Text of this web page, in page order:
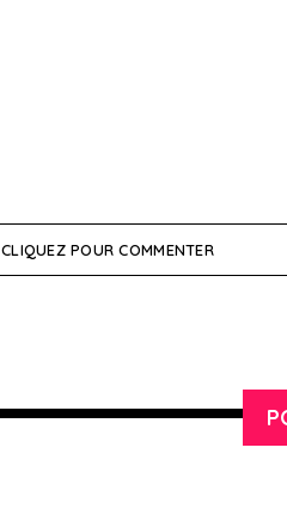
CLIQUEZ POUR COMMENTER